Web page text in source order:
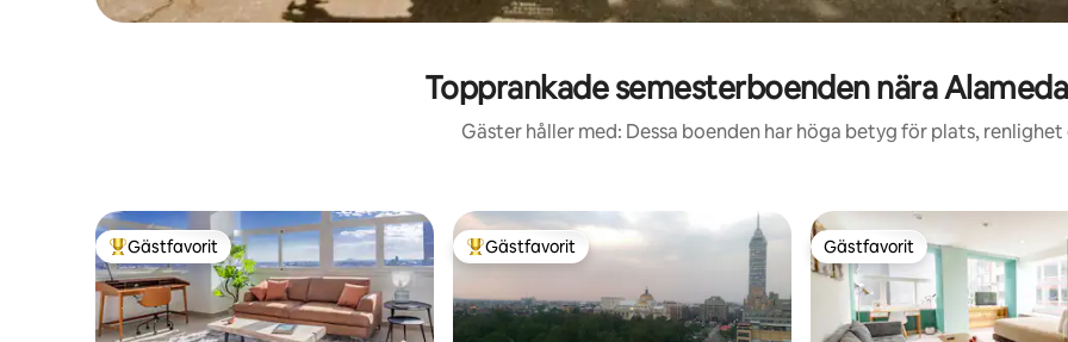
Topprankade semesterboenden nära
Gäster håller med: Dessa boenden har höga betyg för plats, renlighet
Populär gästfavorit
Gästfavorit Populär gästfavorit
Gästfavorit Gästfavorit
Gästfavorit